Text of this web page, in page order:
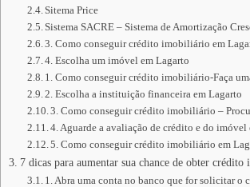
Sitema Price
Sistema SACRE – Sistema de Amortização
3. Como conseguir crédito imobiliário em
4. Escolha um imóvel em Lagarto
1. Como conseguir crédito imobiliário-Faça
2. Escolha a instituição financeira em Lagarto
3. Como conseguir crédito imobiliário –
4. Aguarde a avaliação de crédito e do imóvel
5. Como conseguir crédito imobiliário em
7 dicas para aumentar sua chance de obter
1. Abra uma conta no banco que for solicitar o